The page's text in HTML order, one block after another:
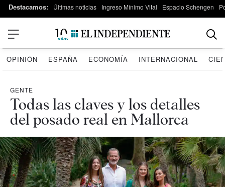
Destacamos: Últimas noticias Ingreso Mínimo Vital Espacio Schengen
OPINIÓN ESPAÑA ECONOMÍA INTERNACIONAL
GENTE
Todas las claves y los detalles
del posado real en Mallorca